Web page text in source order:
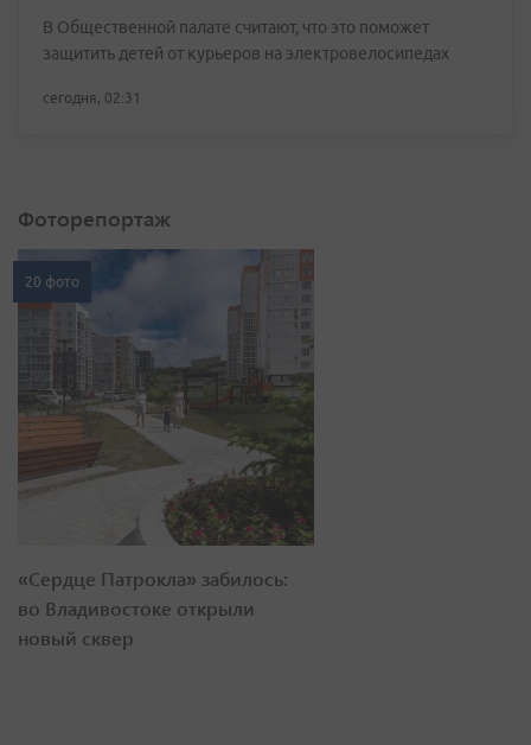
В Общественной палате считают, что это поможет
защитить детей от курьеров на электровелосипедах
сегодня, 02:31
Фоторепортаж
20 фото
«Сердце Патрокла» забилось:
во Владивостоке открыли
новый сквер